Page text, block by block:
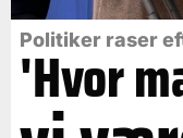
Politiker raser
'Hvor